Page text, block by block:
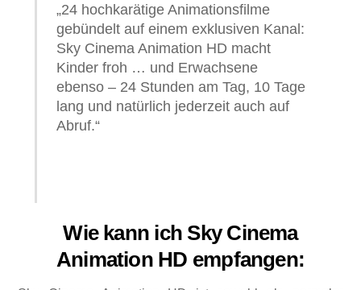
„24 hochkarätige Animationsfilme
gebündelt auf einem exklusiven Kanal:
Sky Cinema Animation HD macht
Kinder froh … und Erwachsene
ebenso – 24 Stunden am Tag, 10 Tage
lang und natürlich jederzeit auch auf
Abruf.“
Wie kann ich Sky Cinema
Animation HD empfangen: